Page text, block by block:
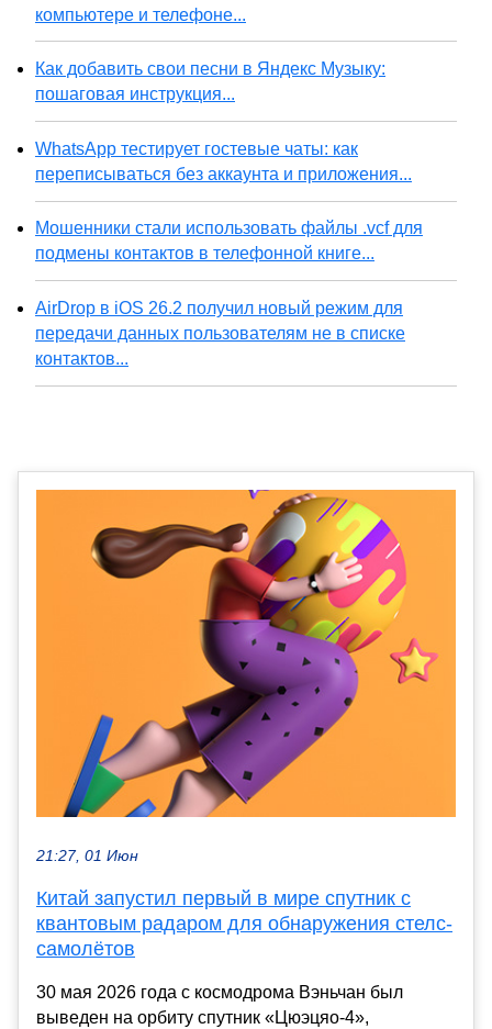
компьютере и телефоне...
Как добавить свои песни в Яндекс Музыку:
пошаговая инструкция...
WhatsApp тестирует гостевые чаты: как
переписываться без аккаунта и приложения...
Мошенники стали использовать файлы .vcf для
подмены контактов в телефонной книге...
AirDrop в iOS 26.2 получил новый режим для
передачи данных пользователям не в списке
контактов...
21:27, 01 Июн
Китай запустил первый в мире спутник с
квантовым радаром для обнаружения стелс-
самолётов
30 мая 2026 года с космодрома Вэньчан был
выведен на орбиту спутник «Цюэцяо-4»,